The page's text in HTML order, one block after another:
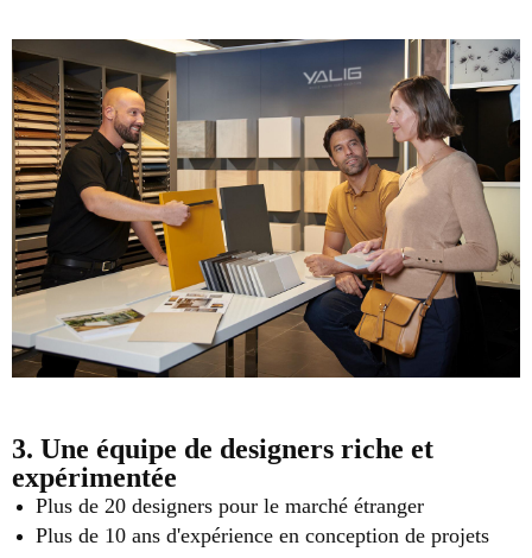
3. Une équipe de designers riche et
expérimentée
Plus de 20 designers pour le marché étranger
Plus de 10 ans d'expérience en conception de projets